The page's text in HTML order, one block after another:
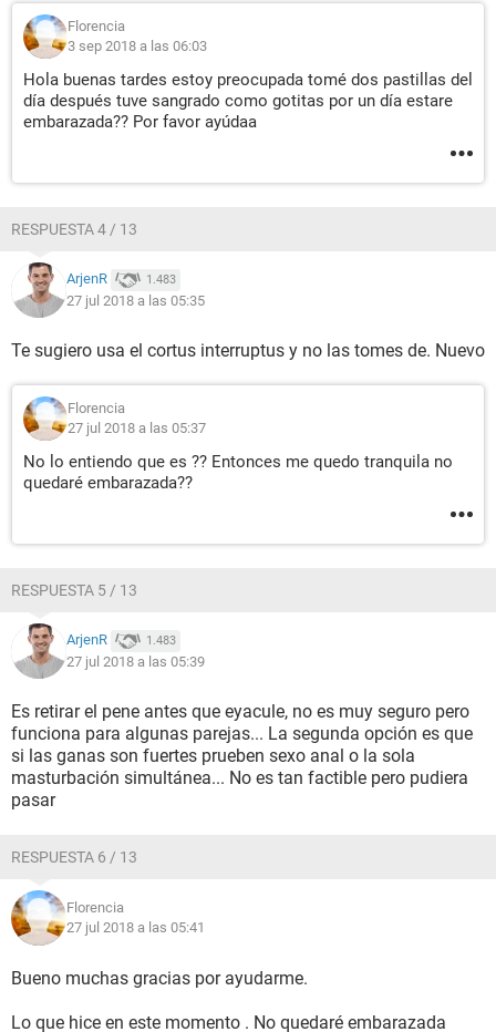
Florencia
3 sep 2018 a las 06:03
Hola buenas tardes estoy preocupada tomé dos pastillas del
día después tuve sangrado como gotitas por un día estare
embarazada?? Por favor ayúdaa
RESPUESTA 4 / 13
ArjenR 1.483
27 jul 2018 a las 05:35
Te sugiero usa el cortus interruptus y no las tomes de. Nuevo
Florencia
27 jul 2018 a las 05:37
No lo entiendo que es ?? Entonces me quedo tranquila no
quedaré embarazada??
RESPUESTA 5 / 13
ArjenR 1.483
27 jul 2018 a las 05:39
Es retirar el pene antes que eyacule, no es muy seguro pero
funciona para algunas parejas... La segunda opción es que
si las ganas son fuertes prueben sexo anal o la sola
masturbación simultánea... No es tan factible pero pudiera
pasar
RESPUESTA 6 / 13
Florencia
27 jul 2018 a las 05:41
Bueno muchas gracias por ayudarme.
Lo que hice en este momento . No quedaré embarazada